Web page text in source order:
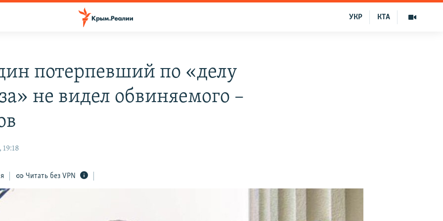
КТА
УКР
потерпевший по «делу
не видел обвиняемого –
19:18
Читать без VPN